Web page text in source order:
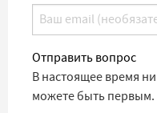
Отправить вопрос
В настоящее время
можете быть первым.